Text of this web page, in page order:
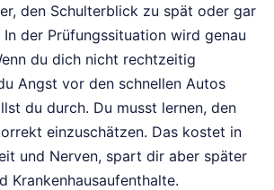
den Schulterblick zu spät oder gar
der Prüfungssituation wird genau
du dich nicht rechtzeitig
Angst vor den schnellen Autos
du durch. Du musst lernen, den
einzuschätzen. Das kostet in
und Nerven, spart dir aber später
Krankenhausaufenthalte.